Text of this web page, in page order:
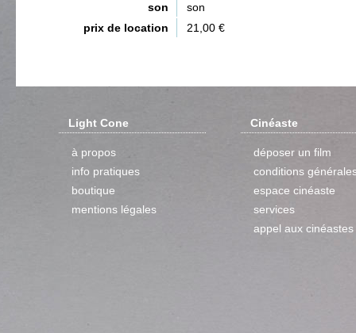
son
son
prix de location
21,00 €
Light Cone
à propos
info pratiques
boutique
mentions légales
Cinéaste
déposer un film
conditions
espace cinéaste
services
appel aux cinéastes